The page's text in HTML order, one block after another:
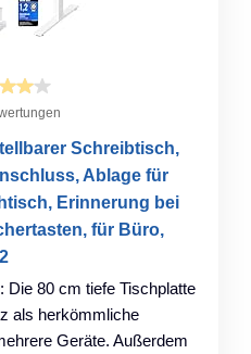
Schreibtisch,
Ablage für
Erinnerung bei
für Büro,
Die 80 cm tiefe Tischplatte
als herkömmliche
Geräte. Außerdem